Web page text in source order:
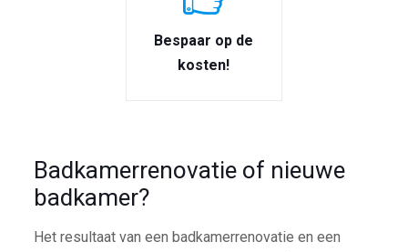
Bespaar op de
kosten!
Badkamerrenovatie of nieuwe
badkamer?
Het resultaat van een badkamerrenovatie en een